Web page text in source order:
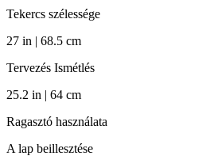
Tekercs szélessége
27 in | 68.5 cm
Tervezés Ismétlés
25.2 in | 64 cm
Ragasztó használata
A lap beillesztése